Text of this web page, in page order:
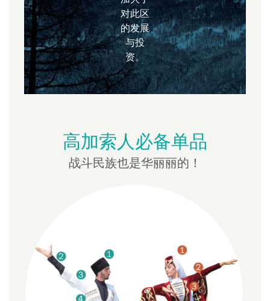
对此区
的发展
与投
资。
高加索人必备单品
战斗民族也是华丽丽的！